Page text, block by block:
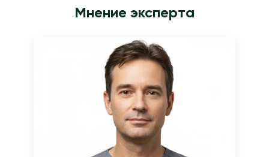
согласования со специалистом.
Мнение эксперта